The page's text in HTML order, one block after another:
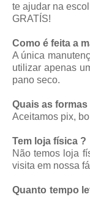
te ajudar na
GRATÍS!
Como é feita a
A única
utilizar apenas
pano seco.
Quais as
Aceitamos pix,
Tem loja física ?
Não temos loja
visita em nossa
Quanto tempo